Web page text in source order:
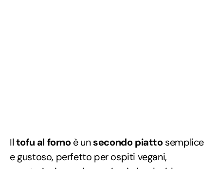
Iltofu al fornoè unsecondo piattosemplice
e gustoso, perfetto per ospiti vegani,